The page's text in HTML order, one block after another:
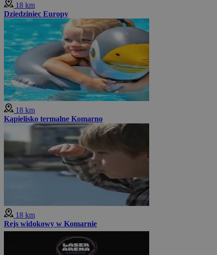
18 km
Dziedziniec Europy
18 km
Kąpielisko termalne Komarno
18 km
Rejs widokowy w Komarnie